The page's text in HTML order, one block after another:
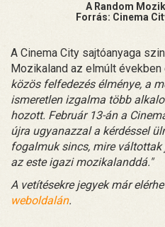
A Random
Forrás: Cinema
A Cinema City sajtóanyaga
Mozikaland az elmúlt
közös felfedezés élménye, a
ismeretlen izgalma több
hozott. Február 13-án a
újra ugyanazzal a kérdéssel
fogalmuk sincs, mire
az este igazi mozikalanddá."
A vetítésekre jegyek már
weboldalán.